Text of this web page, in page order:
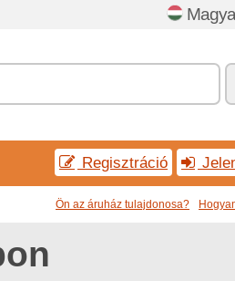
Regisztráció
Ön az áruház tulajdonosa?